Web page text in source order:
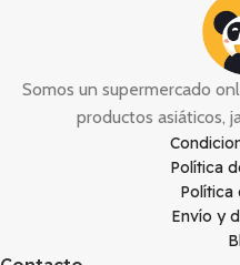
Somos un supermercado
productos asiáticos,
Política
Política
Envío y